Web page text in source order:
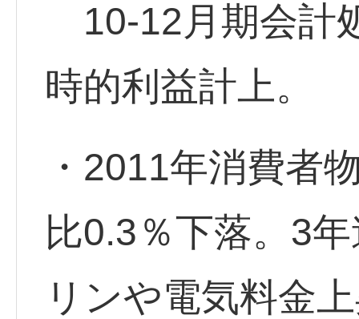
10-12月期会計
時的利益計上。
・2011年消費者
比0.3％下落。3
リンや電気料金